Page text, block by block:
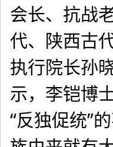
会长、抗战
代、陕西古
执行院长孙
示，李铠博
“反独促统”